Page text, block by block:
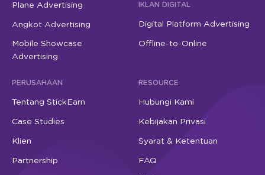
Plane Advertising
Angkot Advertising
Mobile Showcase
Advertising
IKLAN DIGITAL
Digital Platform Advertising
Offline-to-Online
PERUSAHAAN
Tentang StickEarn
Case Studies
Klien
Partnership
RESOURCE
Hubungi Kami
Kebijakan Privasi
Syarat & Ketentuan
FAQ